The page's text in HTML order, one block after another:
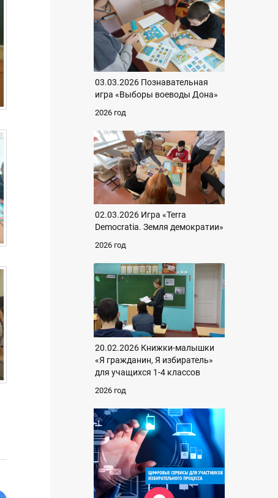
03.03.2026 Познавательная
игра «Выборы воеводы Дона»
2026 год
02.03.2026 Игра «Terra
Democratia. Земля демократии»
2026 год
20.02.2026 Книжки-малышки
«Я гражданин, Я избиратель»
для учащихся 1-4 классов
2026 год